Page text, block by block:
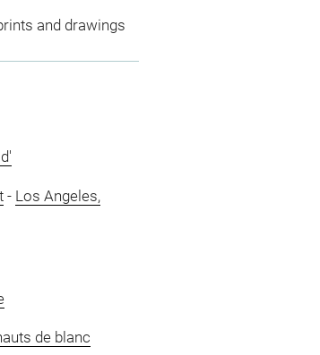
and drawings
- Los Angeles,
de blanc